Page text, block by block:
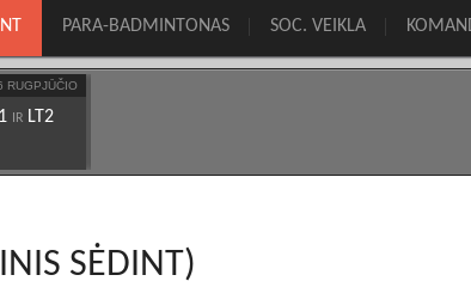
PARA-BADMINTONAS SOC. VEIKLA
RUGPJŪČIO
IR LT2
SĖDINT)